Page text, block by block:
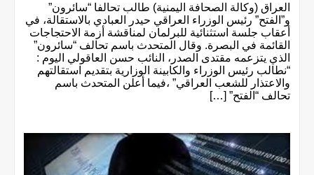
العراق (وكالة الصحافة اليمنية) طالب تحالفا “سائرون”
و”الفتح” رئيس الوزراء العراقي حيدر العبادي بالاستقالة، في
أعقاب جلسة استثنائية للبرلمان لمناقشة أزمة الاحتجاجات
القائمة في البصرة. وقال المتحدث باسم تحالف “سائرون”
الذي يتزعمه مقتدى الصدر، النائب حسن العاقولي اليوم :
“نطالب رئيس الوزراء والكابينة الوزارية بتقديم استقالتهم
والاعتذار للشعب العراقي” ،فيما أعلن المتحدث باسم
تحالف “الفتح” […]